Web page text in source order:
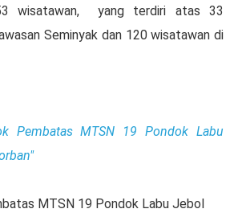
wisatawan, yang terdiri atas 33
Seminyak dan 120 wisatawan di
Pembatas MTSN 19 Pondok Labu
MTSN 19 Pondok Labu Jebol